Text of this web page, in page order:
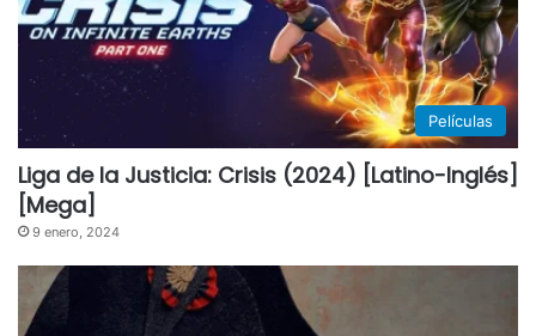
Películas
Liga de la Justicia: Crisis (2024) [Latino-Inglés]
[Mega]
9 enero, 2024